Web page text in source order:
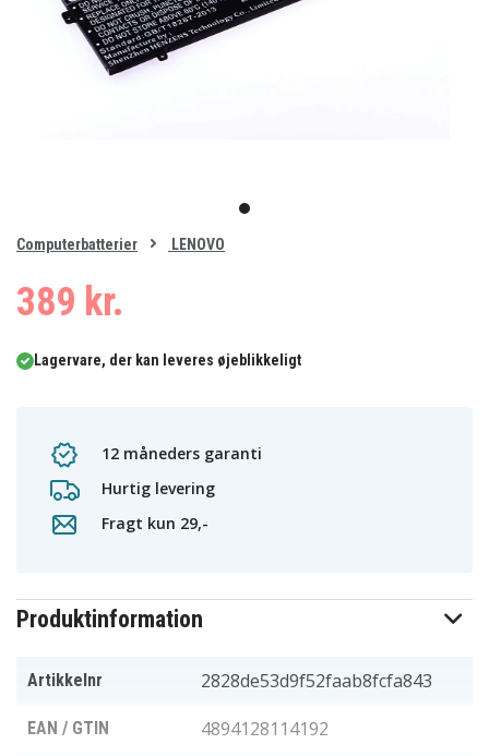
item
of
Computerbatterier LENOVO
389 kr.
Lagervare, der kan leveres øjeblikkeligt
12 måneders garanti
Hurtig levering
Fragt kun 29,-
Produktinformation
Artikkelnr 2828de53d9f52faab8fcfa843
EAN / GTIN 4894128114192